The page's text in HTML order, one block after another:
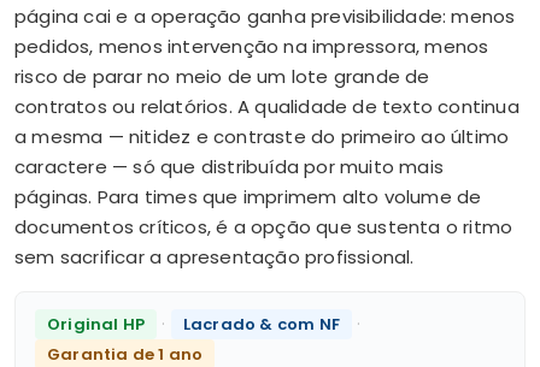
página cai e a operação ganha previsibilidade: menos
pedidos, menos intervenção na impressora, menos
risco de parar no meio de um lote grande de
contratos ou relatórios. A qualidade de texto continua
a mesma — nitidez e contraste do primeiro ao último
caractere — só que distribuída por muito mais
páginas. Para times que imprimem alto volume de
documentos críticos, é a opção que sustenta o ritmo
sem sacrificar a apresentação profissional.
Original HP · Lacrado & com NF ·
Garantia de 1 ano